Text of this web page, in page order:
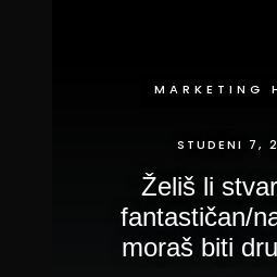
MARKETING
STUDENI 7,
Želiš li
fantastičan/
moraš biti